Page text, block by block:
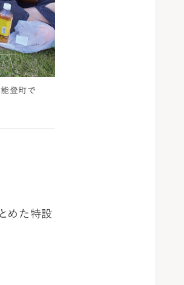
登町で
めた特設